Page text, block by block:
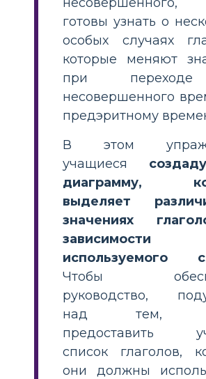
готовы узнать о
особых случаях
которые меняют
при
несовершенного
предэритному
В этом
учащиеся
диаграмму,
выделяет
значениях
используемого
Чтобы
руководство,
над тем,
предоставить
список глаголов,
они должны